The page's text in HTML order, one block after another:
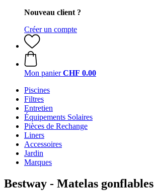
Nouveau client ?
Créer un compte
Mon panier CHF 0.00
Piscines
Filtres
Entretien
Équipements Solaires
Pièces de Rechange
Liners
Accessoires
Jardin
Marques
Bestway - Matelas gonflables